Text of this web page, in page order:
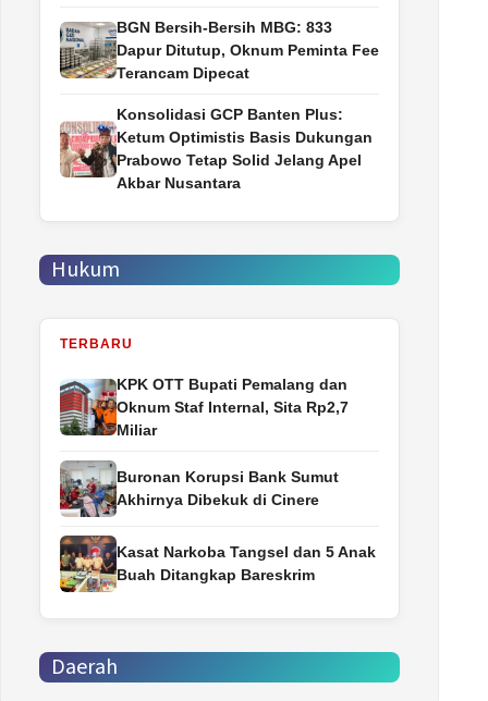
BGN Bersih-Bersih MBG: 833
Dapur Ditutup, Oknum Peminta Fee
Terancam Dipecat
Konsolidasi GCP Banten Plus:
Ketum Optimistis Basis Dukungan
Prabowo Tetap Solid Jelang Apel
Akbar Nusantara
Hukum
TERBARU
‎KPK OTT Bupati Pemalang dan
Oknum Staf Internal, Sita Rp2,7
Miliar
Buronan Korupsi Bank Sumut
Akhirnya Dibekuk di Cinere
Kasat Narkoba Tangsel dan 5 Anak
Buah Ditangkap Bareskrim
Daerah